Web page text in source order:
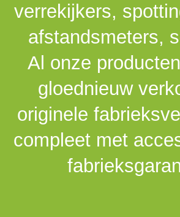
verrekijkers,
afstandsmeters,
Al onze
gloednieuw
originele
compleet met